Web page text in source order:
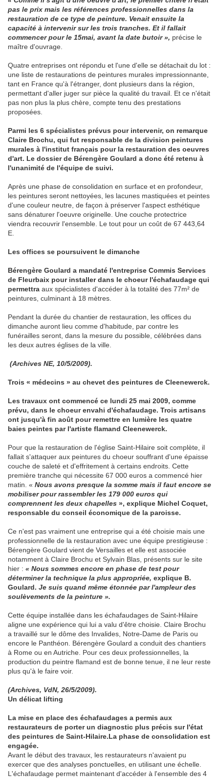
pas le prix mais les références professionnelles dans la
restauration de ce type de peinture. Venait ensuite la
capacité à intervenir sur les trois tranches. Et il fallait
commencer pour le 15mai, avant la date butoir », précise le
maître d'ouvrage.
Quatre entreprises ont répondu et l'une d'elle se détachait du lot :
une liste de restaurations de peintures murales impressionnante,
tant en France qu'à l'étranger, dont plusieurs dans la région,
permettant d'aller juger sur pièce la qualité du travail. Et ce n'était
pas non plus la plus chère, compte tenu des prestations
proposées.
Parmi les 6 spécialistes prévus pour intervenir, on remarque
Claire Brochu, qui fut responsable de la division peintures
murales à l'institut français pour la restauration des oeuvres
d'art. Le dossier de Bérengère Goulard a donc été retenu à
l'unanimité de l'équipe de suivi.
Après une phase de consolidation en surface et en profondeur,
les peintures seront nettoyées, les lacunes mastiquées et peintes
d'une couleur neutre, de façon à préserver l'aspect esthétique
sans dénaturer l'oeuvre originelle. Une couche protectrice
viendra recouvrir l'ensemble. Le tout pour un coût de 67 443,64
E.
Les offices se poursuivent le dimanche
Bérengère Goulard a mandaté l'entreprise Commis Services
de Fleurbaix pour installer dans le choeur l'échafaudage qui
permettra aux spécialistes d'accéder à la totalité des 77m² de
peintures, culminant à 18 mètres.
Pendant la durée du chantier de restauration, les offices du
dimanche auront lieu comme d'habitude, par contre les
funérailles seront, dans la mesure du possible, célébrées dans
les deux autres églises de la ville.
(Archives NE, 10/5/2009).
Trois « médecins » au chevet des peintures de Cleenewerck.
Les travaux ont commencé ce lundi 25 mai 2009, comme
prévu, dans le choeur envahi d'échafaudage. Trois artisans
ont jusqu'à fin août pour remettre en lumière les quatre
baies peintes par l'artiste flamand Cleenewerck.
Pour que la restauration de l'église Saint-Hilaire soit complète, il
fallait s'attaquer aux peintures du choeur souffrant d'une épaisse
couche de saleté et d'effritement à certains endroits. Cette
première tranche qui nécessite 67 000 euros a commencé hier
matin. « Nous avons presque la somme mais il faut encore se
mobiliser pour rassembler les 179 000 euros qui
comprennent les deux chapelles », explique Michel Coquet,
responsable du conseil économique de la paroisse.
Ce n'est pas vraiment une entreprise qui a été choisie mais une
professionnelle de la restauration avec une équipe prestigieuse :
Bérengère Goulard vient de Versailles et elle est associée
notamment à Claire Brochu et Sylvain Blas, présents sur le site
hier : « Nous sommes encore en phase de test pour
déterminer la technique la plus appropriée, explique B.
Goulard. Je suis quand même étonnée par l'ampleur des
soulèvements de la peinture ».
Cette équipe installée dans les échafaudages de Saint-Hilaire
aligne une expérience qui lui a valu d'être choisie. Claire Brochu
a travaillé sur le dôme des Invalides, Notre-Dame de Paris ou
encore le Panthéon. Bérengère Goulard a conduit des chantiers
à Rome ou en Autriche. Pour ces deux professionnelles, la
production du peintre flamand est de bonne tenue, il ne leur reste
plus qu'à le faire voir.
(Archives, VdN, 26/5/2009).
Un délicat lifting
La mise en place des échafaudages a permis aux
restaurateurs de porter un diagnostic plus précis sur l'état
des peintures de Saint-Hilaire.La phase de consolidation est
engagée.
Avant le début des travaux, les restaurateurs n'avaient pu
exercer que des analyses ponctuelles, en utilisant une échelle.
L'échafaudage permet maintenant d'accéder à l'ensemble des 4